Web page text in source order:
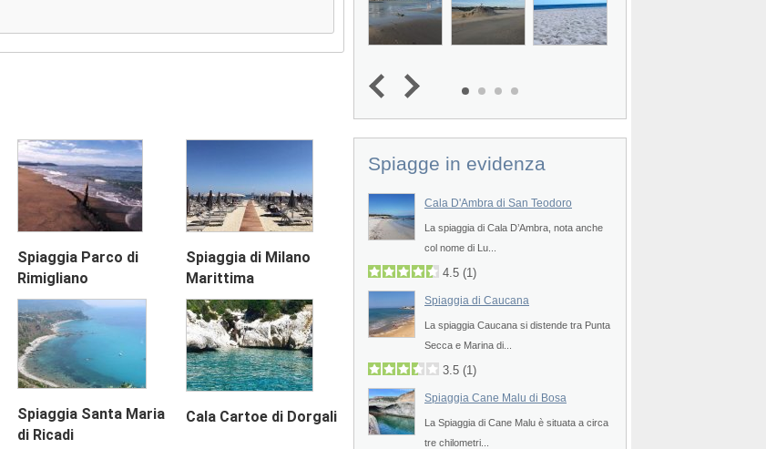
Spiaggia Parco di
Rimigliano
Spiaggia di Milano
Marittima
Spiaggia Santa Maria
di Ricadi
Cala Cartoe di Dorgali
Next
Spiagge in evidenza
Spiaggia di Lavagna
La spiaggia di Lavagna si distende per
2.9(2)
Spiaggia Marina di Andora
La spiaggia della Marina di Andora
rappresenta uno dei più vasti...
4.0(1)
La spiaggia di Alassio è caratterizzata da
Cala D'Ambra di San Teodoro
La spiaggia di Cala D’Ambra, nota anche
col nome di Lu...
4.5 (1)
Spiaggia di Caucana
La spiaggia Caucana si distende tra Punta
Secca e Marina di...
3.5 (1)
Spiaggia Cane Malu di Bosa
La Spiaggia di Cane Malu è situata a circa
tre chilometri...